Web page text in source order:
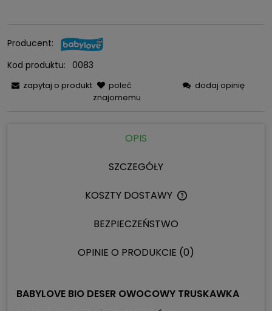
Producent:
Kod produktu: 0083
zapytaj o produkt
poleć
znajomemu
dodaj opinię
OPIS
SZCZEGÓŁY
KOSZTY DOSTAWY
BEZPIECZEŃSTWO
OPINIE O PRODUKCIE (0)
BABYLOVE BIO DESER OWOCOWY TRUSKAWKA